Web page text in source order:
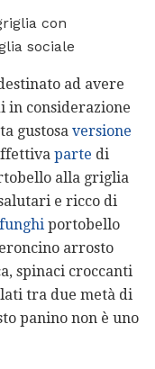
con
sociale
ad avere
in considerazione
gustosa versione
parte di
alla griglia
e ricco di
funghi portobello
arrosto
spinaci croccanti
tra due metà di
panino non è uno